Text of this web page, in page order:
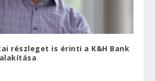
részleget is érinti a K&H Bank